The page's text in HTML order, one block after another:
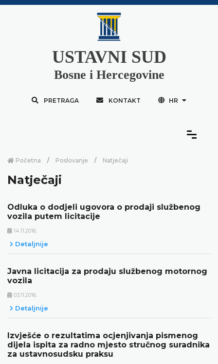
USTAVNI SUD
Bosne i Hercegovine
PRETRAGA KONTAKT HR
Početna Poslovanje Natječaji
Natječaji
Odluka o dodjeli ugovora o prodaji službenog
vozila putem licitacije
14.11.2016.
Detaljnije
Javna licitacija za prodaju službenog motornog
vozila
03.11.2016.
Detaljnije
Izvješće o rezultatima ocjenjivanja pismenog
dijela ispita za radno mjesto stručnog suradnika
za ustavnosudsku praksu